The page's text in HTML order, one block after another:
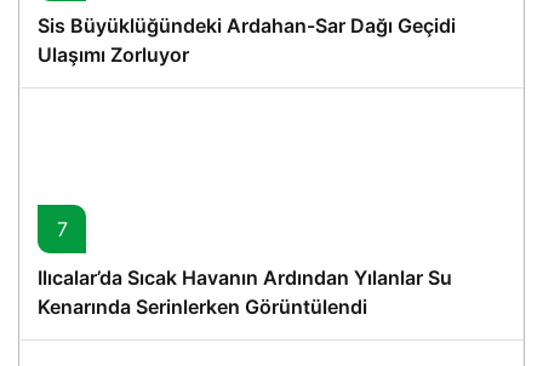
Sis Büyüklüğündeki Ardahan-Sar Dağı Geçidi
Ulaşımı Zorluyor
7
Ilıcalar’da Sıcak Havanın Ardından Yılanlar Su
Kenarında Serinlerken Görüntülendi